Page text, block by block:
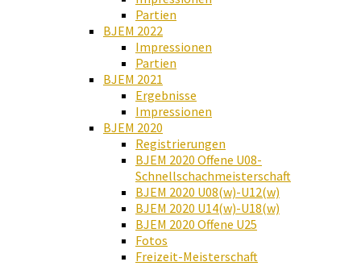
Partien
BJEM 2022
Impressionen
Partien
BJEM 2021
Ergebnisse
Impressionen
BJEM 2020
Registrierungen
BJEM 2020 Offene U08-
Schnellschachmeisterschaft
BJEM 2020 U08(w)-U12(w)
BJEM 2020 U14(w)-U18(w)
BJEM 2020 Offene U25
Fotos
Freizeit-Meisterschaft